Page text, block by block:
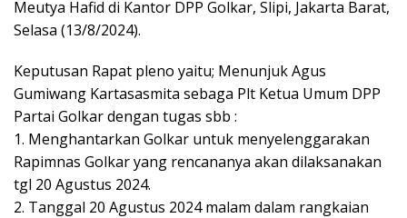
Meutya Hafid di Kantor DPP Golkar, Slipi, Jakarta Barat,
Selasa (13/8/2024).
Keputusan Rapat pleno yaitu; Menunjuk Agus
Gumiwang Kartasasmita sebaga Plt Ketua Umum DPP
Partai Golkar dengan tugas sbb :
1. Menghantarkan Golkar untuk menyelenggarakan
Rapimnas Golkar yang rencananya akan dilaksanakan
tgl 20 Agustus 2024.
2. Tanggal 20 Agustus 2024 malam dalam rangkaian